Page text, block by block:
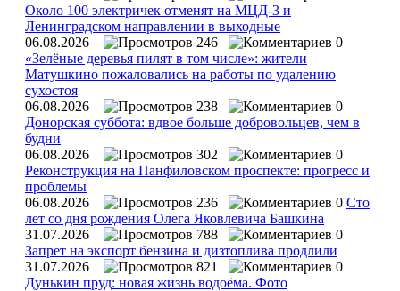
Около 100 электричек отменят на МЦД-3 и
Ленинградском направлении в выходные
06.08.2026
246
0
«Зелёные деревья пилят в том числе»: жители
Матушкино пожаловались на работы по удалению
сухостоя
06.08.2026
238
0
Донорская суббота: вдвое больше добровольцев, чем в
будни
06.08.2026
302
0
Реконструкция на Панфиловском проспекте: прогресс и
проблемы
06.08.2026
236 0 Сто
лет со дня рождения Олега Яковлевича Башкина
31.07.2026
788
0
Запрет на экспорт бензина и дизтоплива продлили
31.07.2026
821
0
Дунькин пруд: новая жизнь водоёма. Фото